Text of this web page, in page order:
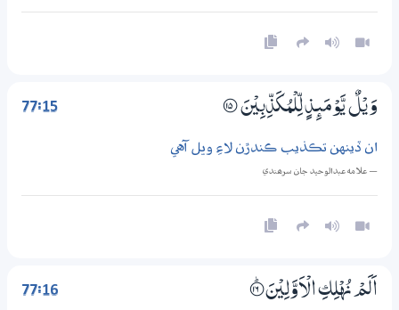
77:15 وَيْلٌ يَّوْمَىِٕذٍ لِّلْمُكَذِّبِيْنَ ؀15
ان ڏينهن تڪذيب ڪندڙن لاءِ ويل آهي
— علامه عبدالوحيد جان سرھندي
77:16 اَلَمْ نُهْلِكِ الْاَوَّلِيْنَ ؀ۭ16